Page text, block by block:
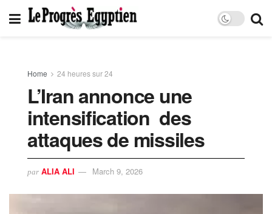
Home 24 heures sur 24
L’Iran annonce une
intensification des
attaques de missiles
par ALIA ALI March 9, 2026